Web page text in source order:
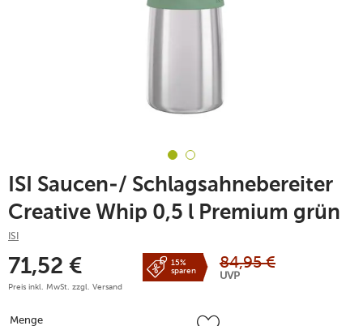
ISI Saucen-/ Schlagsahnebereiter
Creative Whip 0,5 l Premium grün
ISI
71,52 €
Preis inkl. MwSt. zzgl. Versand
15%
sparen
84,95 €
UVP
Menge
Menge